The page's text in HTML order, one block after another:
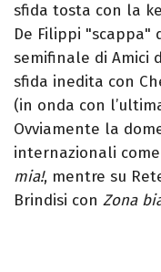
sfida tosta con la
De Filippi "scappa"
semifinale di Amici
sfida inedita con
(in onda con
Ovviamente la
internazionali come
mia!, mentre su
Brindisi con Zona